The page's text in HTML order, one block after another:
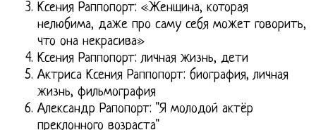
Ксения Раппопорт: «Женщина, которая
нелюбима, даже про саму себя может говорить,
что она некрасива»
Ксения Раппопорт: личная жизнь, дети
Актриса Ксения Раппопорт: биография, личная
жизнь, фильмография
Александр Рапопорт: "Я молодой актёр
преклонного возраста"